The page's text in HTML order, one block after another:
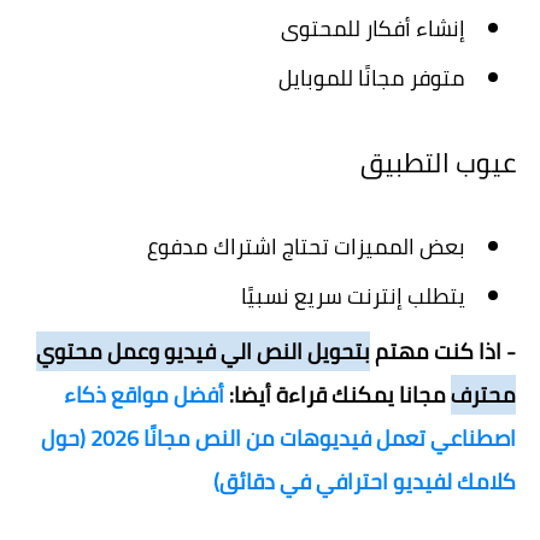
إنشاء أفكار للمحتوى
متوفر مجانًا للموبايل
عيوب التطبيق
بعض المميزات تحتاج اشتراك مدفوع
يتطلب إنترنت سريع نسبيًا
- اذا كنت مهتمبتحويل النص الي فيديو وعمل محتوي
محترفمجانا يمكنك قراءة أيضا:أفضل مواقع ذكاء
اصطناعي تعمل فيديوهات من النص مجانًا 2026 (حول
كلامك لفيديو احترافي في دقائق)